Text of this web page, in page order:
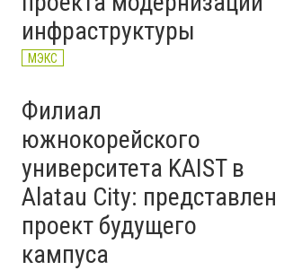
инфраструктуры
МЭКС
Филиал
южнокорейского
университета KAIST в
Alatau City: представлен
проект будущего
кампуса